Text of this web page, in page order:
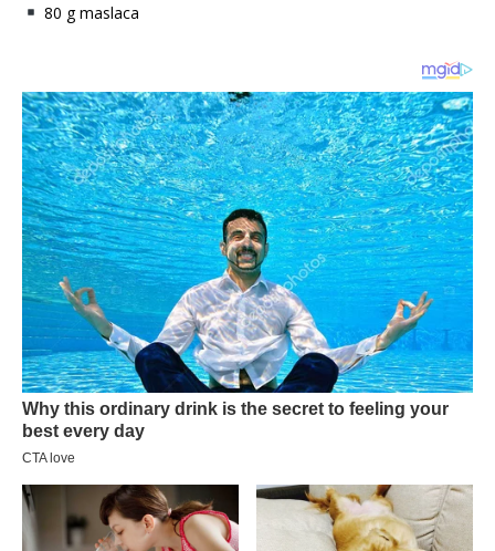
80 g maslaca